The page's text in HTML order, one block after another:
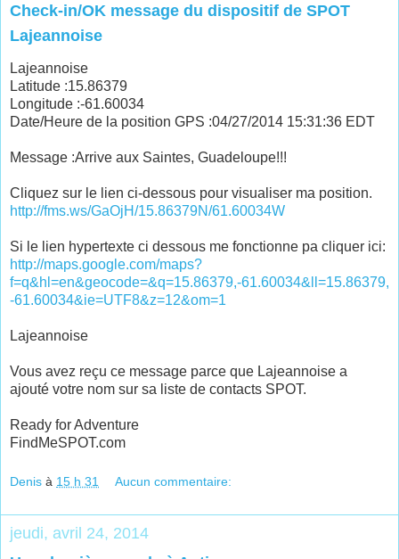
Check-in/OK message du dispositif de SPOT
Lajeannoise
Lajeannoise
Latitude :15.86379
Longitude :-61.60034
Date/Heure de la position GPS :04/27/2014 15:31:36 EDT
Message :Arrive aux Saintes, Guadeloupe!!!
Cliquez sur le lien ci-dessous pour visualiser ma position.
http://fms.ws/GaOjH/15.86379N/61.60034W
Si le lien hypertexte ci dessous me fonctionne pa cliquer ici:
http://maps.google.com/maps?
f=q&hl=en&geocode=&q=15.86379,-61.60034&ll=15.86379,
-61.60034&ie=UTF8&z=12&om=1
Lajeannoise
Vous avez reçu ce message parce que Lajeannoise a
ajouté votre nom sur sa liste de contacts SPOT.
Ready for Adventure
FindMeSPOT.com
Denis à 15 h 31 Aucun commentaire:
jeudi, avril 24, 2014